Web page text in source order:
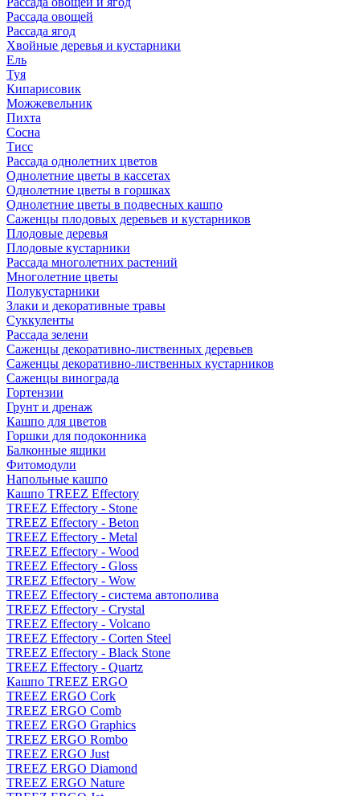
Рассада овощей
Рассада ягод
Хвойные деревья и кустарники
Ель
Туя
Кипарисовик
Можжевельник
Пихта
Сосна
Тисc
Рассада однолетних цветов
Однолетние цветы в кассетах
Однолетние цветы в горшках
Однолетние цветы в подвесных кашпо
Саженцы плодовых деревьев и кустарников
Плодовые деревья
Плодовые кустарники
Рассада многолетних растений
Многолетние цветы
Полукустарники
Злаки и декоративные травы
Суккуленты
Рассада зелени
Саженцы декоративно-лиственных деревьев
Саженцы декоративно-лиственных кустарников
Саженцы винограда
Гортензии
Грунт и дренаж
Кашпо для цветов
Горшки для подоконника
Балконные ящики
Фитомодули
Напольные кашпо
Кашпо TREEZ Effectory
TREEZ Effectory - Stone
TREEZ Effectory - Beton
TREEZ Effectory - Metal
TREEZ Effectory - Wood
TREEZ Effectory - Gloss
TREEZ Effectory - Wow
TREEZ Effectory - система автополива
TREEZ Effectory - Crystal
TREEZ Effectory - Volcano
TREEZ Effectory - Corten Steel
TREEZ Effectory - Black Stone
TREEZ Effectory - Quartz
Кашпо TREEZ ERGO
TREEZ ERGO Cork
TREEZ ERGO Comb
TREEZ ERGO Graphics
TREEZ ERGO Rombo
TREEZ ERGO Just
TREEZ ERGO Diamond
TREEZ ERGO Nature